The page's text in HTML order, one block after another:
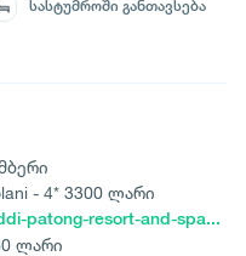
- 4* 3300 ლარი
patong-resort-and-spa...
ლარი
სასტუმროში განთავსება